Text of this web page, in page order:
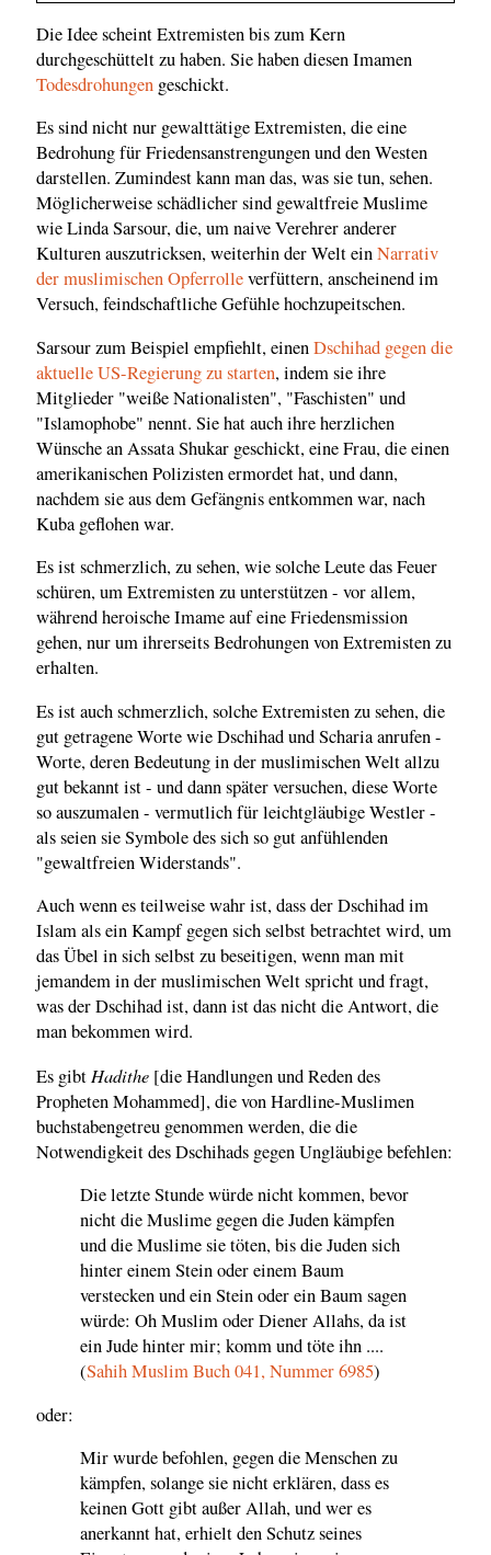
Die Idee scheint Extremisten bis zum Kern
durchgeschüttelt zu haben. Sie haben diesen Imamen
Todesdrohungen geschickt.
Es sind nicht nur gewalttätige Extremisten, die eine
Bedrohung für Friedensanstrengungen und den Westen
darstellen. Zumindest kann man das, was sie tun, sehen.
Möglicherweise schädlicher sind gewaltfreie Muslime
wie Linda Sarsour, die, um naive Verehrer anderer
Kulturen auszutricksen, weiterhin der Welt einNarrativ
der muslimischen Opferrolleverfüttern, anscheinend im
Versuch, feindschaftliche Gefühle hochzupeitschen.
Sarsour zum Beispiel empfiehlt, einenDschihad gegen die
aktuelle US-Regierung zu starten, indem sie ihre
Mitglieder "weiße Nationalisten", "Faschisten" und
"Islamophobe" nennt. Sie hat auch ihre herzlichen
Wünsche an Assata Shukar geschickt, eine Frau, die einen
amerikanischen Polizisten ermordet hat, und dann,
nachdem sie aus dem Gefängnis entkommen war, nach
Kuba geflohen war.
Es ist schmerzlich, zu sehen, wie solche Leute das Feuer
schüren, um Extremisten zu unterstützen - vor allem,
während heroische Imame auf eine Friedensmission
gehen, nur um ihrerseits Bedrohungen von Extremisten zu
erhalten.
Es ist auch schmerzlich, solche Extremisten zu sehen, die
gut getragene Worte wie Dschihad und Scharia anrufen -
Worte, deren Bedeutung in der muslimischen Welt allzu
gut bekannt ist - und dann später versuchen, diese Worte
so auszumalen - vermutlich für leichtgläubige Westler -
als seien sie Symbole des sich so gut anfühlenden
"gewaltfreien Widerstands".
Auch wenn es teilweise wahr ist, dass der Dschihad im
Islam als ein Kampf gegen sich selbst betrachtet wird, um
das Übel in sich selbst zu beseitigen, wenn man mit
jemandem in der muslimischen Welt spricht und fragt,
was der Dschihad ist, dann ist das nicht die Antwort, die
man bekommen wird.
Es gibt Hadithe [die Handlungen und Reden des
Propheten Mohammed], die von Hardline-Muslimen
buchstabengetreu genommen werden, die die
Notwendigkeit des Dschihads gegen Ungläubige befehlen:
Die letzte Stunde würde nicht kommen, bevor
nicht die Muslime gegen die Juden kämpfen
und die Muslime sie töten, bis die Juden sich
hinter einem Stein oder einem Baum
verstecken und ein Stein oder ein Baum sagen
würde: Oh Muslim oder Diener Allahs, da ist
ein Jude hinter mir; komm und töte ihn ....
(Sahih Muslim Buch 041, Nummer 6985)
oder:
Mir wurde befohlen, gegen die Menschen zu
kämpfen, solange sie nicht erklären, dass es
keinen Gott gibt außer Allah, und wer es
anerkannt hat, erhielt den Schutz seines